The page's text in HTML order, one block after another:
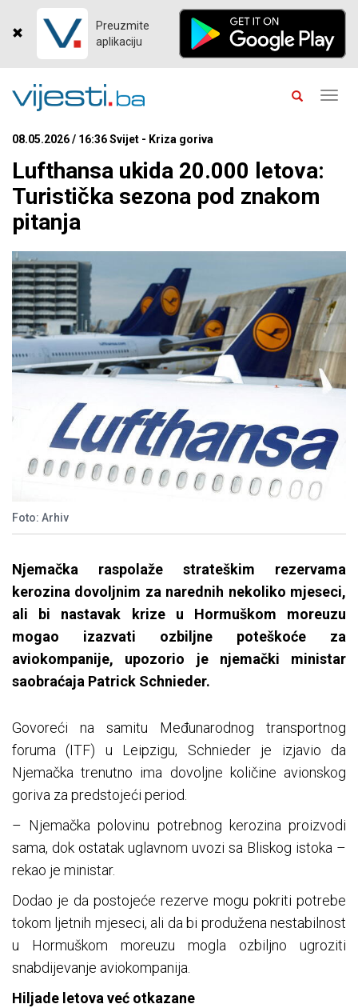
Preuzmite
aplikaciju
08.05.2026 / 16:36 Svijet - Kriza goriva
Lufthansa ukida 20.000 letova:
Turistička sezona pod znakom
pitanja
Foto: Arhiv
Njemačka raspolaže strateškim rezervama
kerozina dovoljnim za narednih nekoliko mjeseci,
ali bi nastavak krize u Hormuškom moreuzu
mogao izazvati ozbiljne poteškoće za
aviokompanije, upozorio je njemački ministar
saobraćaja Patrick Schnieder.
Govoreći na samitu Međunarodnog transportnog
foruma (ITF) u Leipzigu, Schnieder je izjavio da
Njemačka trenutno ima dovoljne količine avionskog
goriva za predstojeći period.
– Njemačka polovinu potrebnog kerozina proizvodi
sama, dok ostatak uglavnom uvozi sa Bliskog istoka –
rekao je ministar.
Dodao je da postojeće rezerve mogu pokriti potrebe
tokom ljetnih mjeseci, ali da bi produžena nestabilnost
u Hormuškom moreuzu mogla ozbiljno ugroziti
snabdijevanje aviokompanija.
Hiljade letova već otkazane